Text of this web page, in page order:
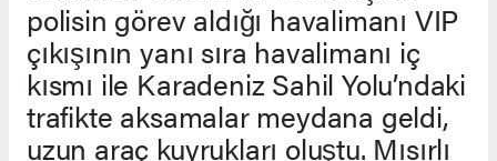
polisin görev aldığı havalimanı VIP
çıkışının yanı sıra havalimanı iç
kısmı ile Karadeniz Sahil Yolu’ndaki
trafikte aksamalar meydana geldi,
uzun araç kuyrukları oluştu. Mısırlı